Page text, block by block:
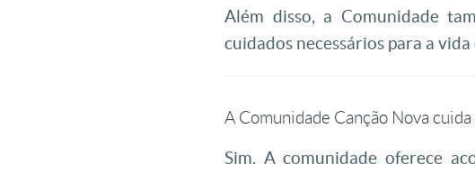
Além disso, a Comunidade
cuidados necessários para a
A Comunidade Canção Nova
Sim. A comunidade oferece